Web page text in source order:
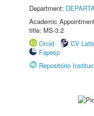
Department:
Academic
title: MS-3.2
Orcid
CV
Fapesp
Repositório